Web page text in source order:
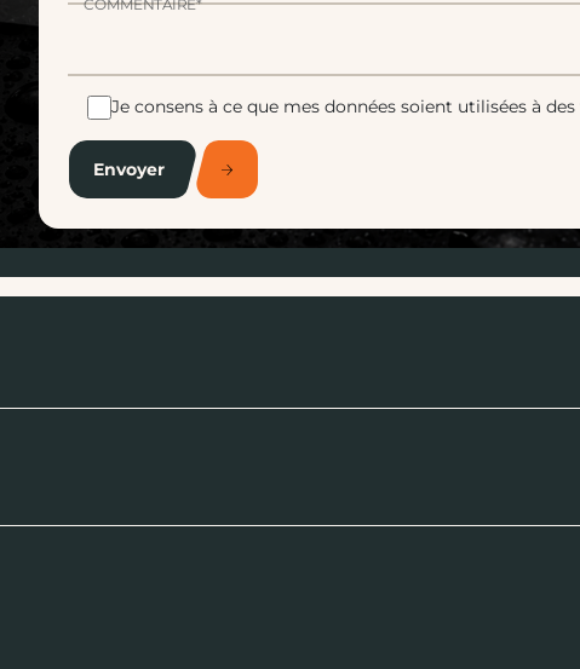
Je consens à ce que mes données soient utilisées à
Envoyer